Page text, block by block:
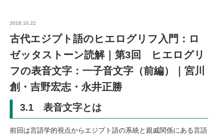
2018.10.22
古代エジプト語のヒエログリフ入門：ロ
ゼッタストーン読解｜第3回 ヒエログリ
フの表音文字：一子音文字（前編）｜宮川
創・吉野宏志・永井正勝
3.1 表音文字とは
前回は言語学的視点からエジプト語の系統と親戚関係にある言語